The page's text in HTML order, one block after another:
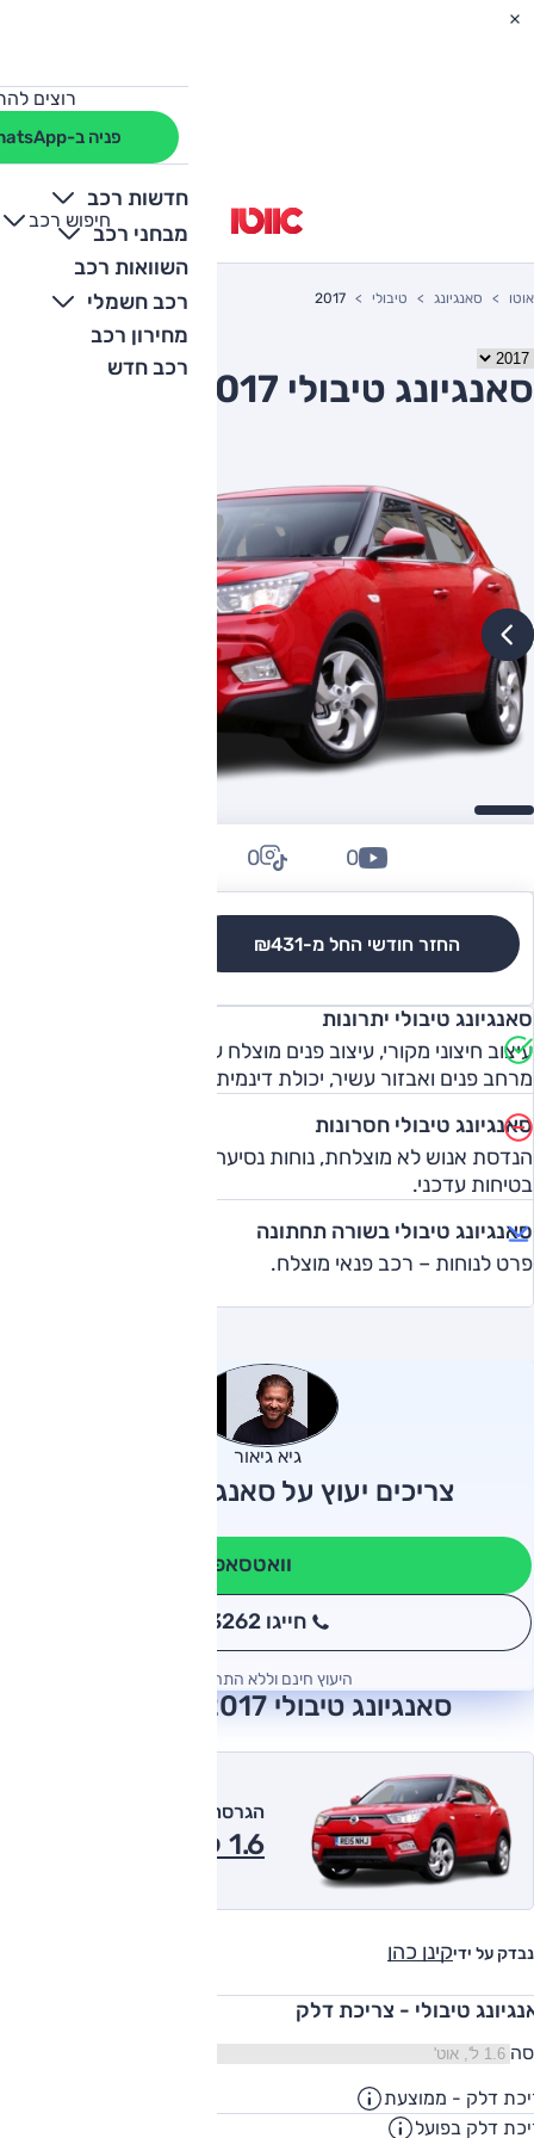
רוצים
פניה ב-WhatsApp
חדשות רכב
מבחני רכב
השוואות רכב
רכב חשמלי
מחירון רכב
רכב חדש
חיפוש רכב
+
-
אוטו סאנגיונג טיבולי 2017
סאנגיונג טיבולי 2017 יד שניה
החזר חודשי החל מ-₪431
0
0
סאנגיונג טיבולי יתרונות
עיצוב חיצוני מקורי, עיצוב פנים מוצלח עם חומרים והרכבה טובים,
מרחב פנים ואבזור עשיר, יכולת דינמית טובה.
סאנגיונג טיבולי חסרונות
הנדסת אנוש לא מוצלחת, נוחות נסיעה לא טובה, ללא אבזור
בטיחות עדכני.
סאנגיונג טיבולי בשורה תחתונה
פרט לנוחות – רכב פנאי מוצלח.
גיא גיאור
צריכים יעוץ על סאנגיונג טיבולי?
וואטסאפ
חייגו 3262
היעוץ חינם וללא התחייבות
סאנגיונג טיבולי 2017 חוות דעת
נבדק על ידיקינן כהן
הגרסה המומלצת של אוטו
1.6 ל', אוט' 2017
טיבולי - צריכת דלק
דלק - ממוצעת
דלק בפועל